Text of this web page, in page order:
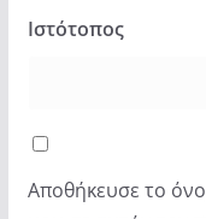
Ιστότοπος
Αποθήκευσε το